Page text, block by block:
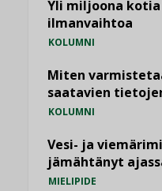
Yli miljoona
ilmanvaihtoa
KOLUMNI
Miten
saatavien
KOLUMNI
Vesi- ja
jämähtänyt
MIELIPIDE